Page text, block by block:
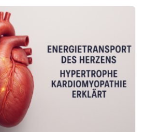
die Forschenden, dass Mini-Tumore
und Patienten –
– genutzt werden können, um
Medikamente am besten
ein Eiweiß identifiziert, das künftig
Wahl der passenden Therapie
zählt weltweit zu den
und stellt…